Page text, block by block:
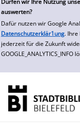
Dürfen wir Ihre Nutzung
auswerten?
Dafür nutzen wir Google
Datenschutzerklär1ung. Ihre
jederzeit für die Zukunft
GOOGLE_ANALYTICS_INFO